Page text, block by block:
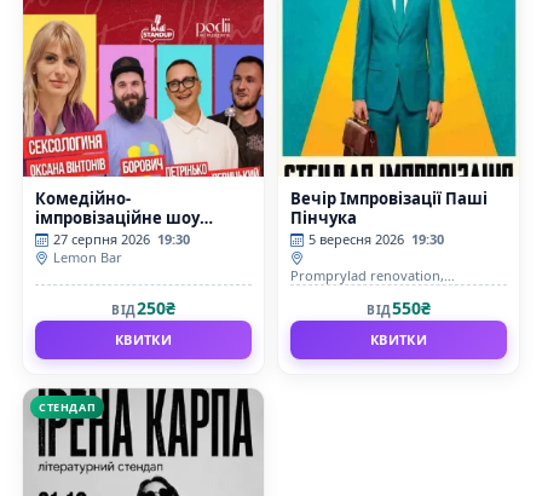
Комедійно-
імпровізаційне шоу
«Сексоргафія»
27 серпня 2026 19:30
Lemon Bar
ВІД250₴
КВИТКИ
Вечір Імпровізації Паші
Пінчука
5 вересня 2026 19:30
Promprylad renovation,
ВІД550₴
КВИТКИ
СТЕНДАП